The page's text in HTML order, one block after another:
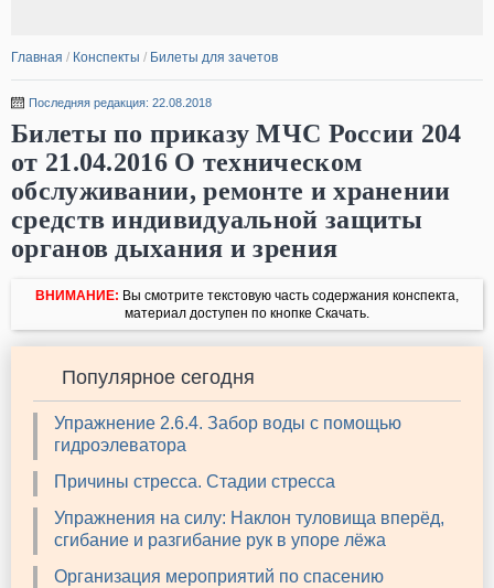
Главная / Конспекты / Билеты для зачетов
Последняя редакция: 22.08.2018
Билеты по приказу МЧС России 204
от 21.04.2016 О техническом
обслуживании, ремонте и хранении
средств индивидуальной защиты
органов дыхания и зрения
ВНИМАНИЕ: Вы смотрите текстовую часть содержания конспекта,
материал доступен по кнопке Скачать.
Популярное сегодня
Упражнение 2.6.4. Забор воды с помощью
гидроэлеватора
Причины стресса. Стадии стресса
Упражнения на силу: Наклон туловища вперёд,
сгибание и разгибание рук в упоре лёжа
Организация мероприятий по спасению